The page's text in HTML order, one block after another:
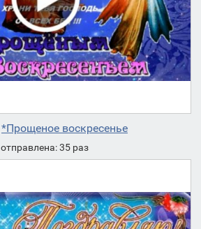
*Прощеное воскресенье
отправлена: 35 раз